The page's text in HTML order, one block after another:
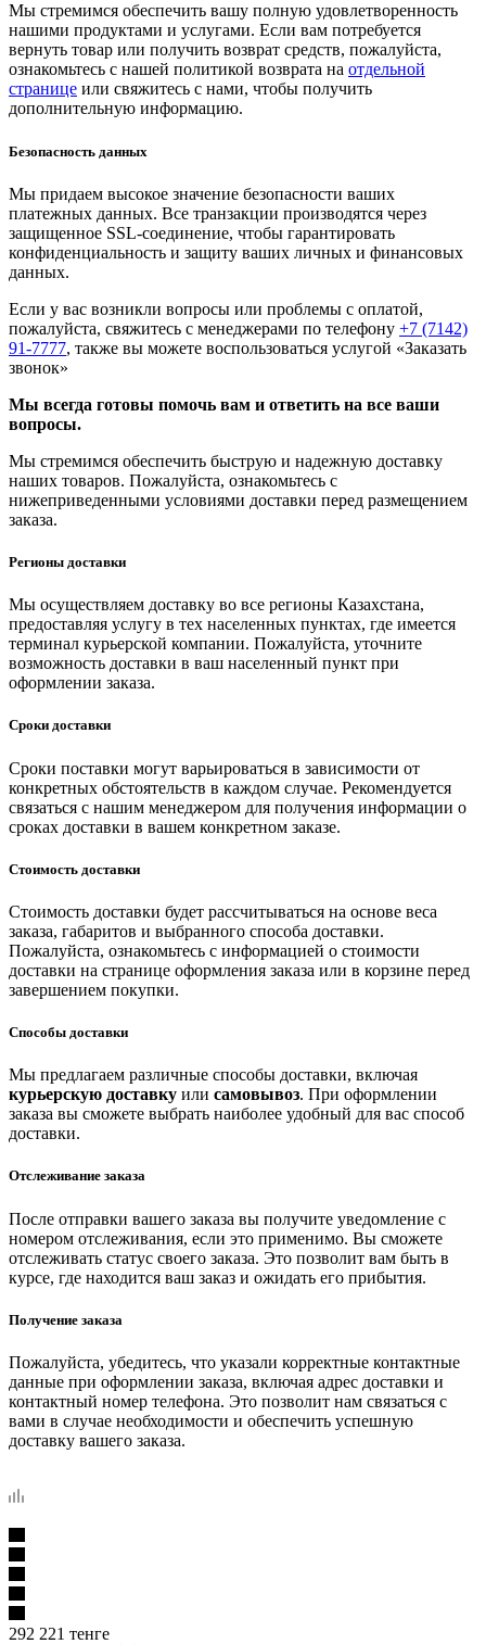
Мы стремимся обеспечить вашу полную удовлетворенность
нашими продуктами и услугами. Если вам потребуется
вернуть товар или получить возврат средств, пожалуйста,
ознакомьтесь с нашей политикой возврата на отдельной
странице или свяжитесь с нами, чтобы получить
дополнительную информацию.
Безопасность данных
Мы придаем высокое значение безопасности ваших
платежных данных. Все транзакции производятся через
защищенное SSL-соединение, чтобы гарантировать
конфиденциальность и защиту ваших личных и финансовых
данных.
Если у вас возникли вопросы или проблемы с оплатой,
пожалуйста, свяжитесь с менеджерами по телефону +7 (7142)
91-7777, также вы можете воспользоваться услугой «Заказать
звонок»
Мы всегда готовы помочь вам и ответить на все ваши
вопросы.
Мы стремимся обеспечить быструю и надежную доставку
наших товаров. Пожалуйста, ознакомьтесь с
нижеприведенными условиями доставки перед размещением
заказа.
Регионы доставки
Мы осуществляем доставку во все регионы Казахстана,
предоставляя услугу в тех населенных пунктах, где имеется
терминал курьерской компании. Пожалуйста, уточните
возможность доставки в ваш населенный пункт при
оформлении заказа.
Сроки доставки
Сроки поставки могут варьироваться в зависимости от
конкретных обстоятельств в каждом случае. Рекомендуется
связаться с нашим менеджером для получения информации о
сроках доставки в вашем конкретном заказе.
Стоимость доставки
Стоимость доставки будет рассчитываться на основе веса
заказа, габаритов и выбранного способа доставки.
Пожалуйста, ознакомьтесь с информацией о стоимости
доставки на странице оформления заказа или в корзине перед
завершением покупки.
Способы доставки
Мы предлагаем различные способы доставки, включая
курьерскую доставку или самовывоз. При оформлении
заказа вы сможете выбрать наиболее удобный для вас способ
доставки.
Отслеживание заказа
После отправки вашего заказа вы получите уведомление с
номером отслеживания, если это применимо. Вы сможете
отслеживать статус своего заказа. Это позволит вам быть в
курсе, где находится ваш заказ и ожидать его прибытия.
Получение заказа
Пожалуйста, убедитесь, что указали корректные контактные
данные при оформлении заказа, включая адрес доставки и
контактный номер телефона. Это позволит нам связаться с
вами в случае необходимости и обеспечить успешную
доставку вашего заказа.
292 221 тенге